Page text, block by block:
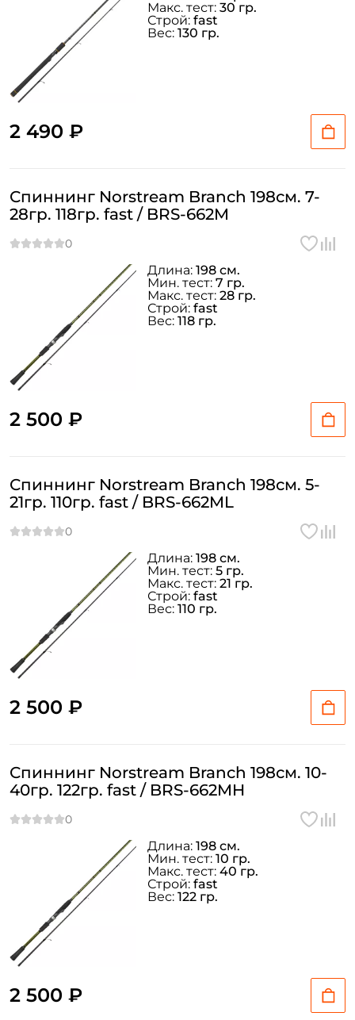
2 490 ₽
Макс. тест: 30 гр.
Строй: fast
Вес: 130 гр.
Спиннинг Norstream Branch 198см. 7-
28гр. 118гр. fast / BRS-662M
2 500 ₽
Длина: 198 см.
Мин. тест: 7 гр.
Макс. тест: 28 гр.
Строй: fast
Вес: 118 гр.
Спиннинг Norstream Branch 198см. 5-
21гр. 110гр. fast / BRS-662ML
2 500 ₽
Длина: 198 см.
Мин. тест: 5 гр.
Макс. тест: 21 гр.
Строй: fast
Вес: 110 гр.
Спиннинг Norstream Branch 198см. 10-
40гр. 122гр. fast / BRS-662MH
2 500 ₽
Длина: 198 см.
Мин. тест: 10 гр.
Макс. тест: 40 гр.
Строй: fast
Вес: 122 гр.
Номер телефона: *
Придумайте пароль: *
Заполняя данную форму вы соглашаетесь на обработку
персональных данных
У меня уже есть аккаунт